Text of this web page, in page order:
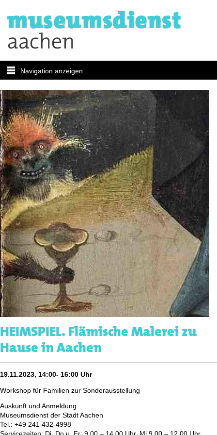
Navigation anzeigen
HEIMSPIEL. Flämische Malerei zu
Hause in Aachen
19.11.2023, 14:00- 16:00 Uhr
Workshop für Familien zur Sonderausstellung
Auskunft und Anmeldung
Museumsdienst der Stadt Aachen
Tel.: +49 241 432-4998